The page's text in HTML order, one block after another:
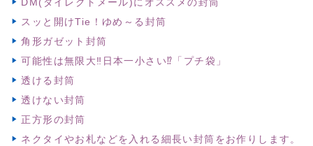
DM(ダイレクトメール)にオススメの封筒
スッと開けTie！ゆめ～る封筒
角形ガゼット封筒
可能性は無限大‼日本一小さい⁉「プチ袋」
透ける封筒
透けない封筒
正方形の封筒
ネクタイやお札などを入れる細長い封筒をお作りします。